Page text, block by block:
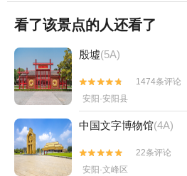
几个平台同价格买到的讲解差太远了，去
解。
看了该景点的人还看了
殷墟(5A)


1474条评论
安阳·安阳县
中国文字博物馆(4A)


22条评论
安阳·文峰区